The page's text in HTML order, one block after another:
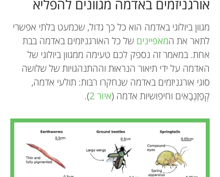
אורגניזמים באדמה מגוונים להפליא
מגוון ביולוגי באדמה הוא כל כך גדול, שכמעט בלתי אפשרי
לתאר את המאפיינים של כל האורגניזמים באדמה בבת
אחת. במאמר זה נספק לכם טעימה ממגוון ביולוגי של
האדמה על ידי תיאור הנראוּת וההתנהגויות של שלושה
סוגי אורגניזמים באדמה שנחקרו רבּות: תולעי אדמה,
קְפַזַנְבָאִים וחיפושיות אדמה (איור 2 ).